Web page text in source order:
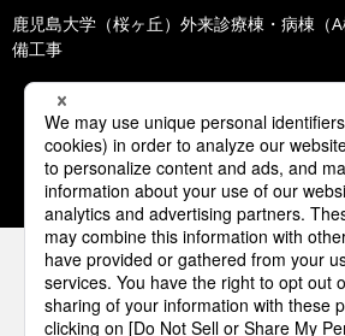
鹿児島大学（桜ヶ丘）外来診療棟・病棟（
備工事
1 2 3 4
パナソニックの電気設備